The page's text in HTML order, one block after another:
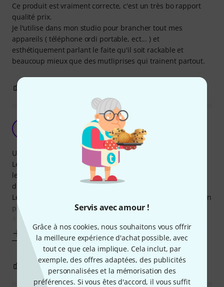
Servis avec amour !
Grâce à nos cookies, nous souhaitons vous offrir
la meilleure expérience d'achat possible, avec
tout ce que cela implique. Cela inclut, par
exemple, des offres adaptées, des publicités
personnalisées et la mémorisation des
préférences. Si vous êtes d'accord, il vous suffit
Ce produit est vraiment correcte, c'est un très bo rapport
qualité prix.
Je l'utilise dans mon studio pour brancher tout mes
appareils ( téléphone ordi portable, ect... ) et
esthétiquement parlant le faite qu'il soit rackable et
beaucoup mieux que des mutliprises qui trainent partout.
Très pratique
Suicidal Fish 09.03.2021
Utilisé dans un rack pour alimenter les périphériques.
Le câble d'alim est suffisamment long pour pouvoir placer
le rack à distance des prises murales sans avoir besoin
d'une rallonge.
Le fait de pouvoir choisir le sens d'intégration sur le rack (en
pivotant les attaches de chaque côté) est un gros plus !
Aussi le format de prise allemande (sans le
Afficher plus
0 SIGNALER L'ÉVALUATION